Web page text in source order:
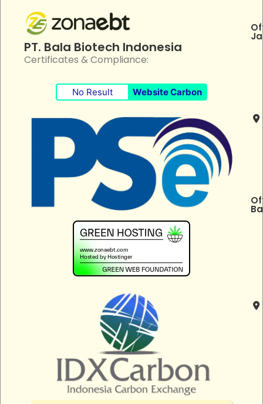
PT. Bala Biotech Indonesia
Certificates & Compliance:
No Result Website Carbon